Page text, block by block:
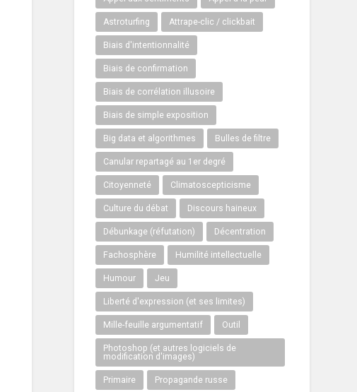
Astroturfing Attrape-clic / clickbait
Biais d'intentionnalité
Biais de confirmation
Biais de corrélation illusoire
Biais de simple exposition
Big data et algorithmes Bulles de filtre
Canular repartagé au 1er degré
Citoyenneté Climatoscepticisme
Culture du débat Discours haineux
Débunkage (réfutation) Décentration
Fachosphère Humilité intellectuelle
Humour Jeu
Liberté d'expression (et ses limites)
Mille-feuille argumentatif Outil
Photoshop (et autres logiciels de
modification d'images)
Primaire Propagande russe